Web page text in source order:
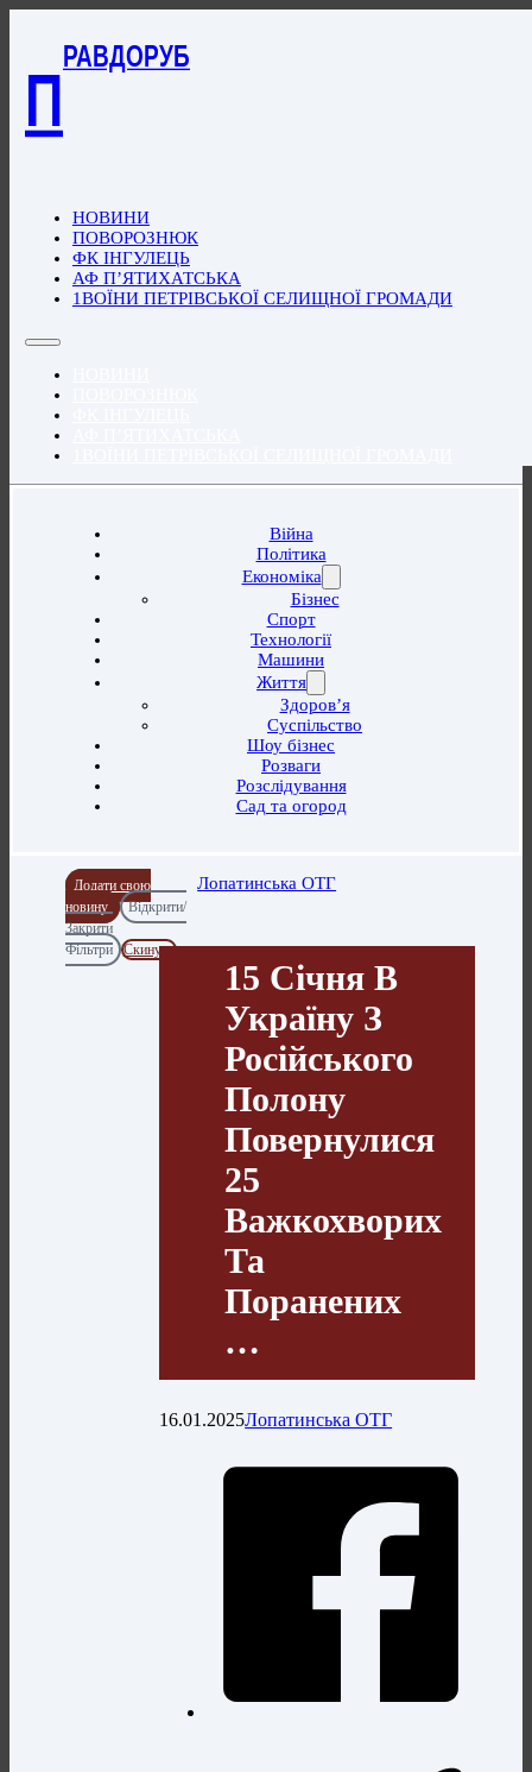
П
РАВДОРУБ
НОВИНИ
ПОВОРОЗНЮК
ФК ІНГУЛЕЦЬ
АФ П’ЯТИХАТСЬКА
1ВОЇНИ ПЕТРІВСЬКОЇ СЕЛИЩНОЇ ГРОМАДИ
Війна
Політика
Економіка
Бізнес
Спорт
Технології
Машини
Життя
Здоров’я
Суспільство
Шоу бізнес
Розваги
Розслідування
Сад та огород
Додати свою
новину
Відкрити/
Закрити
Фільтри
Скинути
Лопатинська ОТГ
15 Січня В
Україну З
Російського
Полону
Повернулися
25
Важкохворих
Та
Поранених
…
16.01.2025Лопатинська ОТГ